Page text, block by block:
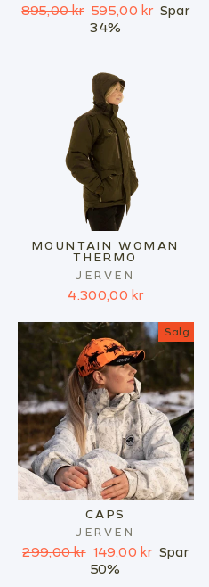
Ordinær
895,00 kr Salgspris
595,00 kr Spar
34%
MOUNTAIN WOMAN
THERMO
JERVEN
4.300,00 kr
Salg
CAPS
JERVEN
Ordinær
299,00 kr Salgspris
149,00 kr Spar
50%